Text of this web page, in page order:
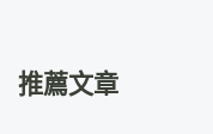
推薦文章